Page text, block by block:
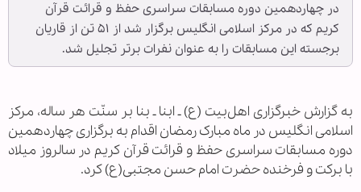
در چهاردهمین دوره مسابقات سراسری حفظ و قرائت قرآن
کریم که در مرکز اسلامی انگلیس برگزار شد از ۵۱ تن از قاریان
برجسته این مسابقات را به عنوان نفرات بر‌تر تجلیل شد.
به گزارش خبرگزاری اهل‌بیت (ع) ـ ابنا ـ بنا بر سنّت هر ساله، مرکز
اسلامی انگلیس در ماه مبارک رمضان اقدام به برگزاری چهاردهمین
دوره مسابقات سراسری حفظ و قرائت قرآن کریم در سالروز میلاد
با برکت و فرخنده حضرت امام حسن مجتبی(ع) کرد.